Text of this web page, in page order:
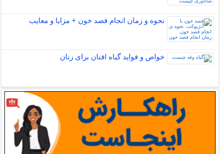
نحوه و زمان انجام فصد خون + مزایا و معایب
خواص و فواید گیاه افنان برای زنان